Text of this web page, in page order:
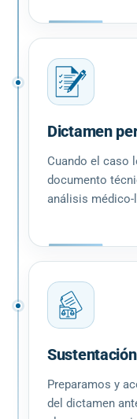
Dictamen
Cuando el caso
documento
análisis
Preparamos y
del dictamen